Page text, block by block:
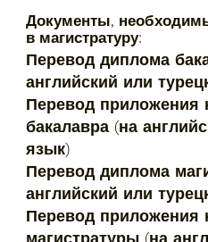
Документы,
в магистратуру:
Перевод диплома
английский или
Перевод приложения
бакалавра (на
язык)
Перевод диплома
английский или
Перевод приложения
магистратуры (на